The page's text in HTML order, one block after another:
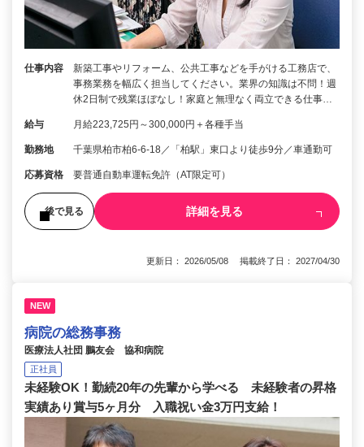
仕事内容
新築工事やリフォーム、公共工事などを手がける工務店で、
事務業務を幅広く担当してください。業界の知識は不問！週
休2日制で残業ほぼなし！家庭と無理なく両立できる仕事…
給与 月給223,725円～300,000円＋各種手当
勤務地 千葉県柏市柏6-6-18／「柏駅」東口より徒歩9分／車通勤可
応募資格 要普通自動車運転免許（AT限定可）
後で見る 詳細を見る
更新日： 2026/05/08 掲載終了日： 2027/04/30
NEW
病院の総務事務
医療法人社団 鵬友会 協和病院
正社員
未経験OK！勤続20年の先輩から学べる 未経験者の昇格
実績あり賞与5ヶ月分 入職祝い金3万円支給！